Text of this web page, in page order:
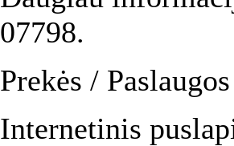
07798.
Prekės /
Internetinis